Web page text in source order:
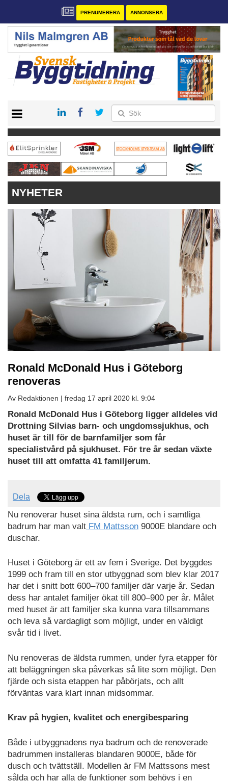
PRENUMERERA ANNONSERA
PRENUMERERA
VÅRA ANDRA MAGASIN
ANNONSERA
KONTAKT
NYHETER
Ronald McDonald Hus i Göteborg
renoveras
Av Redaktionen | fredag 17 april 2020 kl. 9:04
Ladda
ned
som
PDF
Ronald McDonald Hus i Göteborg ligger alldeles vid
Drottning Silvias barn- och ungdomssjukhus, och
huset är till för de barnfamiljer som får
specialistvård på sjukhuset. För tre år sedan växte
huset till att omfatta 41 familjerum.
Dela
Nu renoverar huset sina äldsta rum, och i samtliga
badrum har man valt FM Mattsson 9000E blandare och
duschar.
Huset i Göteborg är ett av fem i Sverige. Det byggdes
1999 och fram till en stor utbyggnad som blev klar 2017
har det i snitt bott 600–700 familjer där varje år. Sedan
dess har antalet familjer ökat till 800–900 per år. Målet
med huset är att familjer ska kunna vara tillsammans
och leva så vardagligt som möjligt, under en väldigt
svår tid i livet.
Nu renoveras de äldsta rummen, under fyra etapper för
att beläggningen ska påverkas så lite som möjligt. Den
fjärde och sista etappen har påbörjats, och allt
förväntas vara klart innan midsommar.
Krav på hygien, kvalitet och energibesparing
Både i utbyggnadens nya badrum och de renoverade
badrummen installeras blandaren 9000E, både för
dusch och tvättställ. Modellen är FM Mattssons mest
sålda och har alla de funktioner som behövs i en